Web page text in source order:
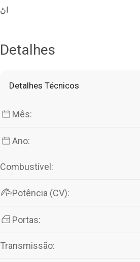
اڻ
Detalhes
Detalhes Técnicos
Mês:
Ano:
Combustível:
Potência (CV):
Portas:
Transmissão: